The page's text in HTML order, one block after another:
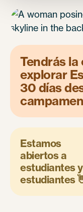
Tendrás
explorar
30 días
Estamos
abiertos a
estudiantes
estudiantes